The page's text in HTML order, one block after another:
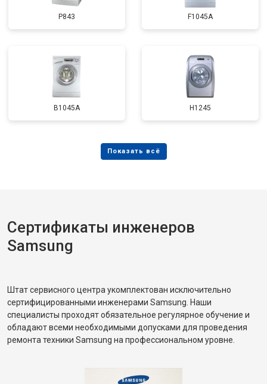
P843 F1045A
B1045A H1245
Сертификаты инженеров
Samsung
Штат сервисного центра укомплектован исключительно
сертифицированными инженерами Samsung. Наши
специалисты проходят обязательное регулярное обучение и
обладают всеми необходимыми допусками для проведения
ремонта техники Samsung на профессиональном уровне.